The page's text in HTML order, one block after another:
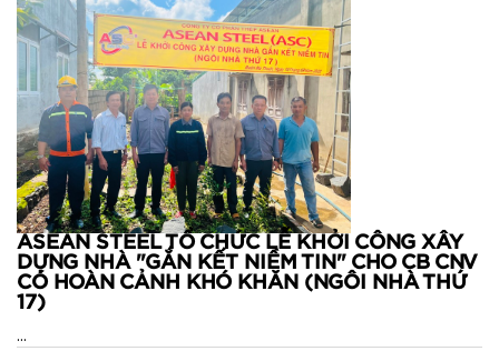
ASEAN STEEL TỔ CHỨC LỄ KHỞI CÔNG XÂY
DỰNG NHÀ "GẮN KẾT NIỀM TIN" CHO CB CNV
CÓ HOÀN CẢNH KHÓ KHĂN (NGÔI NHÀ THỨ
17)
...